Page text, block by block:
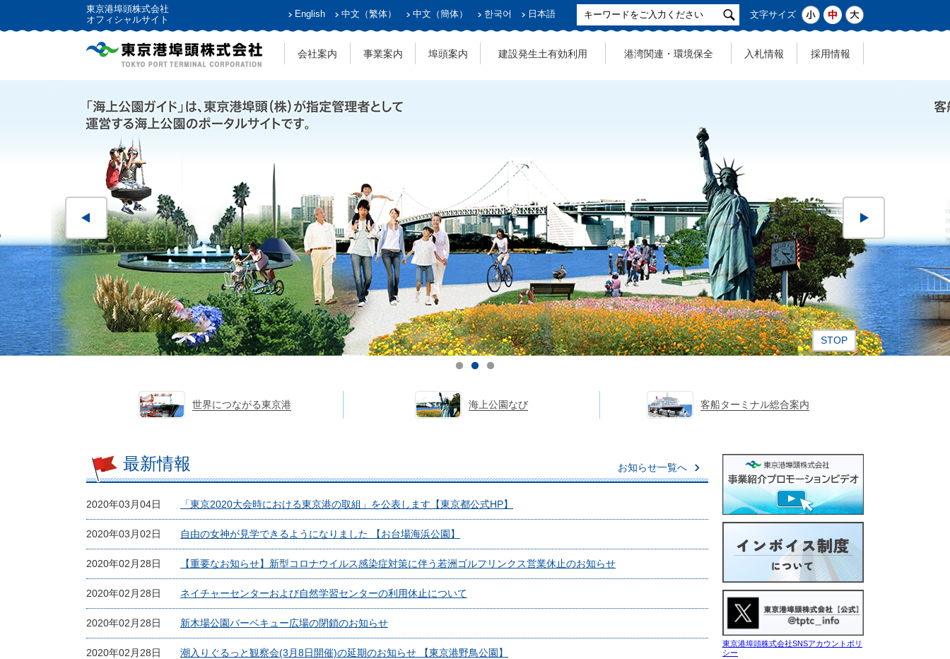
東京港埠頭株式会社
オフィシャルサイト
English 中文（繁体） 中文（簡体） 한국어 日本語
検
文字サイズ
会社案内 事業案内 埠頭案内 建設発生土有効利用 港湾関連・環境保全 入札情報 採用情報
ス
ラ
世界につながる東京港 海上公園なび 客船ターミナル総合案内
最新情報 お知らせ一覧へ
2020年03月04日 「東京2020大会時における東京港の取組」を公表します【東京都公式HP】
2020年03月02日 自由の女神が見学できるようになりました 【お台場海浜公園】
2020年02月28日 【重要なお知らせ】新型コロナウイルス感染症対策に伴う若洲ゴルフリンクス営業休止のお知らせ
2020年02月28日 ネイチャーセンターおよび自然学習センターの利用休止について
2020年02月28日 新木場公園バーベキュー広場の閉鎖のお知らせ
2020年02月28日 潮入りぐるっと観察会(3月8日開催)の延期のお知らせ 【東京港野鳥公園】
東京港埠頭株式会社SNSアカウントポリ
シー